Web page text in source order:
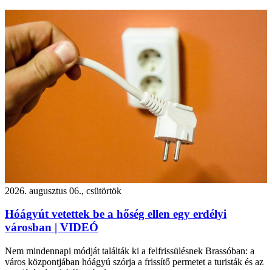
2026. augusztus 06., csütörtök
Hóágyút vetettek be a hőség ellen egy erdélyi
városban | VIDEÓ
Nem mindennapi módját találták ki a felfrissülésnek Brassóban: a
város központjában hóágyú szórja a frissítő permetet a turisták és az